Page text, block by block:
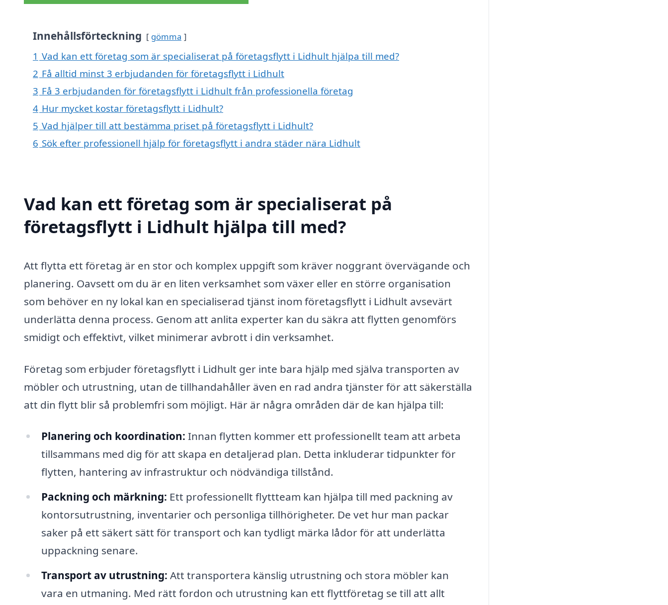
Innehållsförteckning gömma
1 Vad kan ett företag som är specialiserat på företagsflytt i Lidhult hjälpa till med?
2 Få alltid minst 3 erbjudanden för företagsflytt i Lidhult
3 Få 3 erbjudanden för företagsflytt i Lidhult från professionella företag
4 Hur mycket kostar företagsflytt i Lidhult?
5 Vad hjälper till att bestämma priset på företagsflytt i Lidhult?
6 Sök efter professionell hjälp för företagsflytt i andra städer nära Lidhult
Vad kan ett företag som är specialiserat på
företagsflytt i Lidhult hjälpa till med?
Att flytta ett företag är en stor och komplex uppgift som kräver noggrant övervägande och
planering. Oavsett om du är en liten verksamhet som växer eller en större organisation
som behöver en ny lokal kan en specialiserad tjänst inom företagsflytt i Lidhult avsevärt
underlätta denna process. Genom att anlita experter kan du säkra att flytten genomförs
smidigt och effektivt, vilket minimerar avbrott i din verksamhet.
Företag som erbjuder företagsflytt i Lidhult ger inte bara hjälp med själva transporten av
möbler och utrustning, utan de tillhandahåller även en rad andra tjänster för att säkerställa
att din flytt blir så problemfri som möjligt. Här är några områden där de kan hjälpa till:
Planering och koordination: Innan flytten kommer ett professionellt team att arbeta
tillsammans med dig för att skapa en detaljerad plan. Detta inkluderar tidpunkter för
flytten, hantering av infrastruktur och nödvändiga tillstånd.
Packning och märkning: Ett professionellt flyttteam kan hjälpa till med packning av
kontorsutrustning, inventarier och personliga tillhörigheter. De vet hur man packar
saker på ett säkert sätt för transport och kan tydligt märka lådor för att underlätta
uppackning senare.
Transport av utrustning: Att transportera känslig utrustning och stora möbler kan
vara en utmaning. Med rätt fordon och utrustning kan ett flyttföretag se till att allt